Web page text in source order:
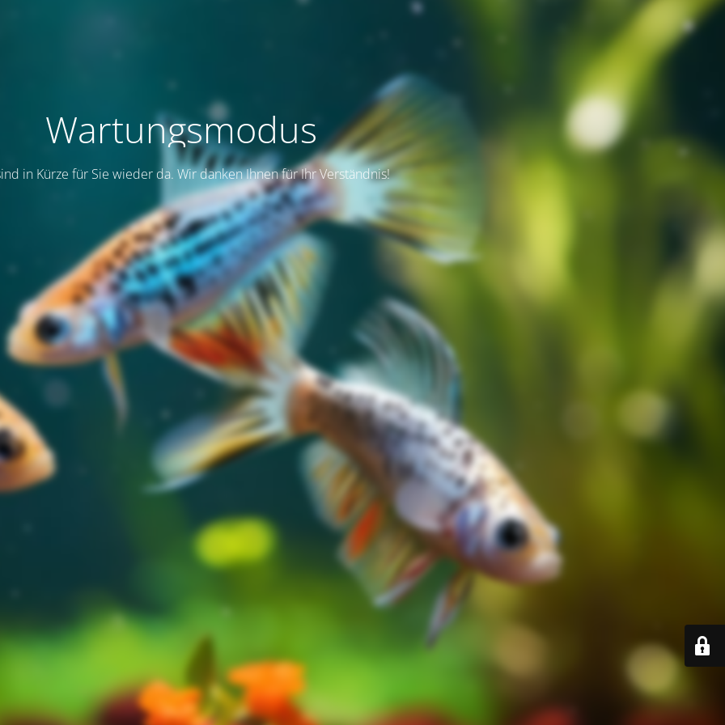
Wartungsmodus
in Kürze für Sie wieder da. Wir danken Ihnen für Ihr Verständnis!